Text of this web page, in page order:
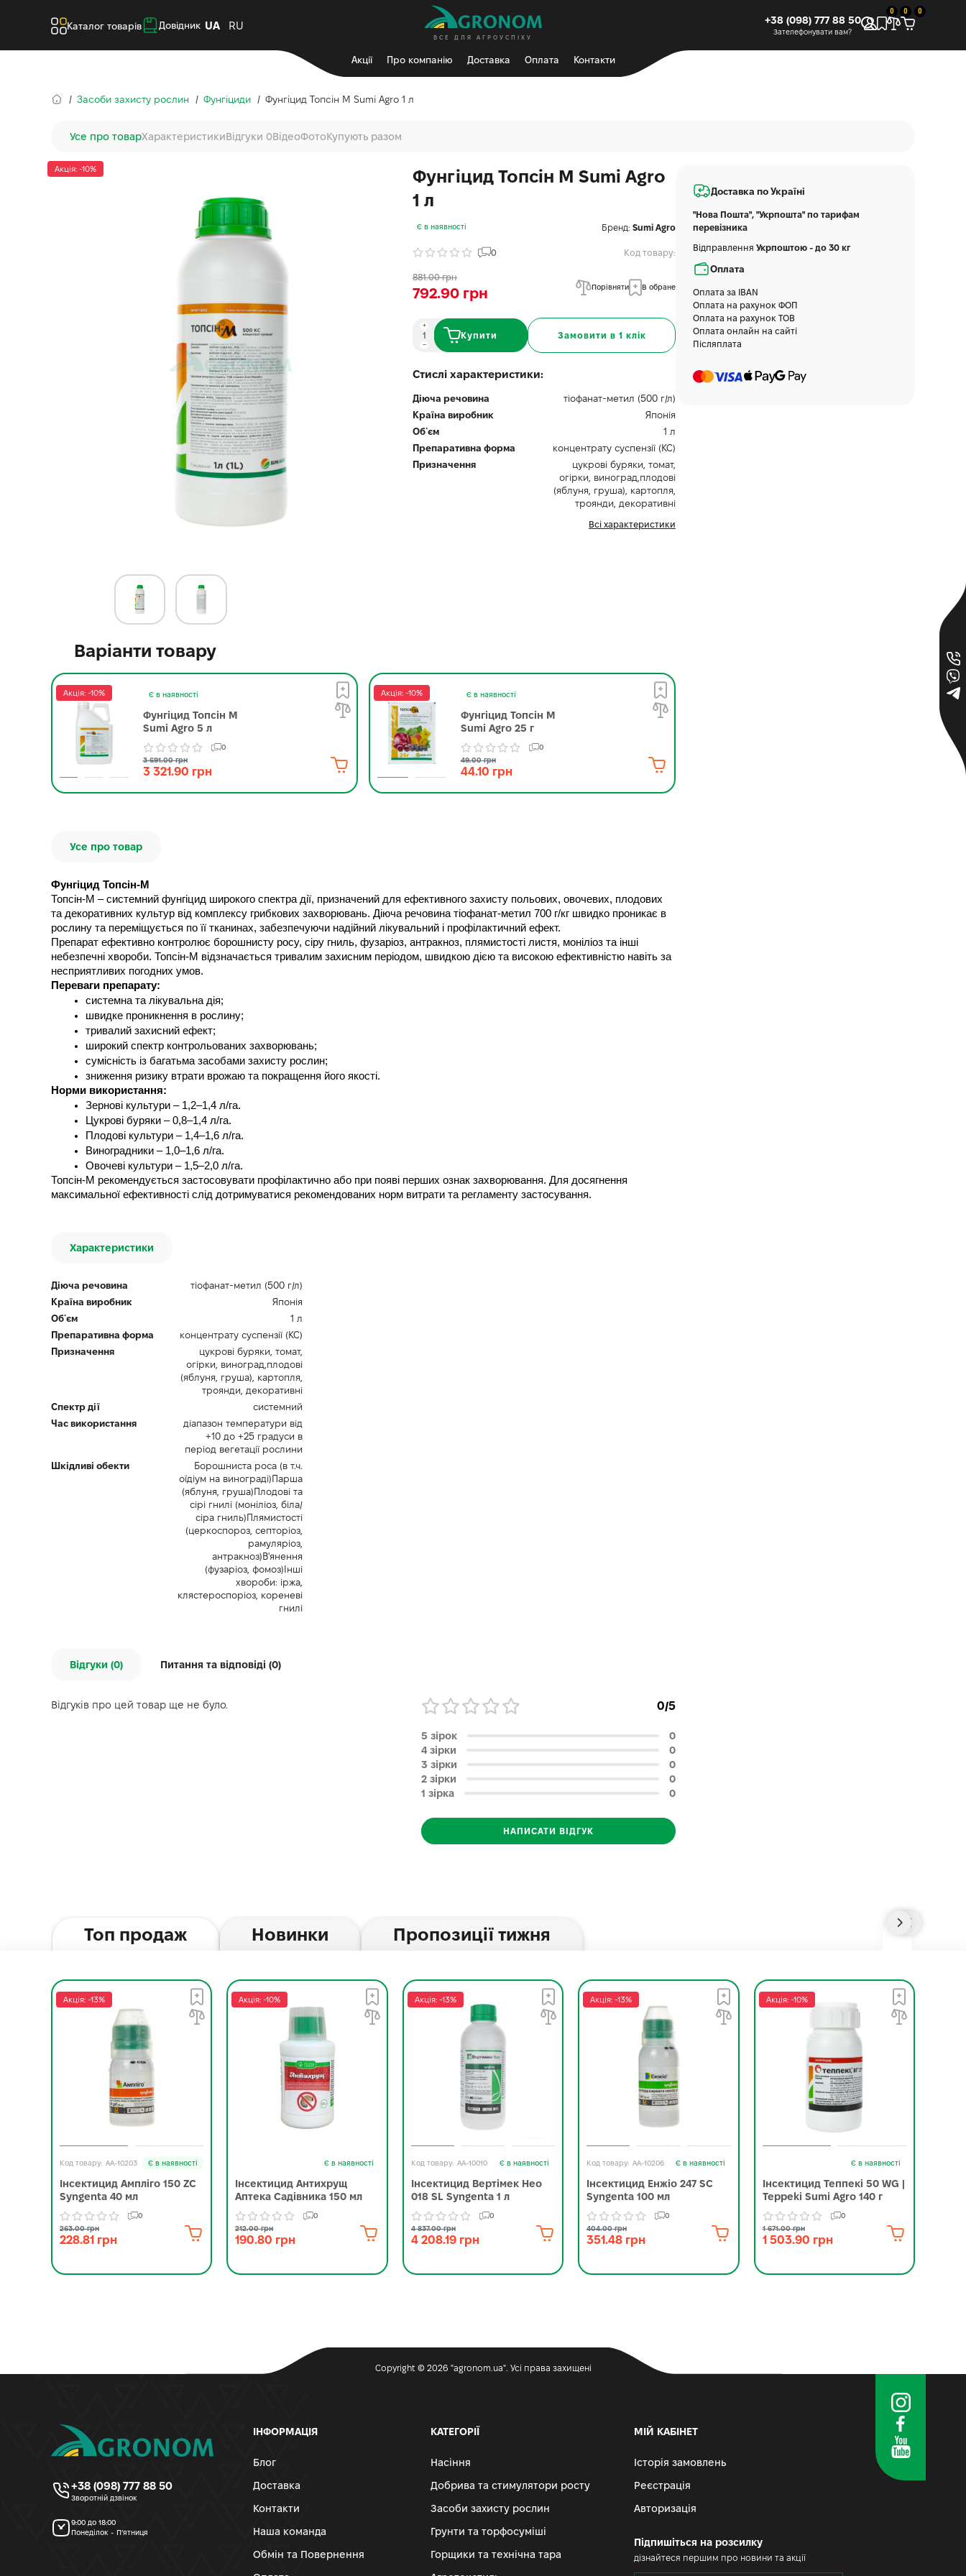
Каталог товарів Довідник UA RU
ВСЕ ДЛЯ АГРОУСПІХУ
+38 (098) 777 88 50
Зателефонувати вам?
0 0 0
Акції Про компанію Доставка Оплата Контакти
Засоби захисту рослин Фунгіциди Фунгіцид Топсін М Sumi Agro 1 л
Усе про товарХарактеристикиВідгуки 0ВідеоФотоКупують разом
Акція: -10%
Фунгіцид Топсін М Sumi Agro
1 л
Є в наявності Бренд: Sumi Agro
0 Код товару:
881.00 грн
792.90 грн Порівняти В обране
Купити Замовити в 1 клік
Стислі характеристики:
Діюча речовина
тіофанат-метил (500 г/л)
Країна виробник
Японія
Об`єм
1 л
Препаративна форма
концентрату суспензії (КС)
Призначення
цукрові буряки, томат,
огірки, виноград,плодові
(яблуня, груша), картопля,
троянди, декоративні
Всі характеристики
Варіанти товару
Акція: -10% Є в наявності
Фунгіцид Топсін М
Sumi Agro 5 л
0
3 691.00 грн
3 321.90 грн
Акція: -10% Є в наявності
Фунгіцид Топсін М
Sumi Agro 25 г
0
49.00 грн
44.10 грн
Усе про товар
Фунгіцид Топсін-М
Топсін-М – системний фунгіцид широкого спектра дії, призначений для ефективного захисту польових, овочевих, плодових
та декоративних культур від комплексу грибкових захворювань. Діюча речовина тіофанат-метил 700 г/кг швидко проникає в
рослину та переміщується по її тканинах, забезпечуючи надійний лікувальний і профілактичний ефект.
Препарат ефективно контролює борошнисту росу, сіру гниль, фузаріоз, антракноз, плямистості листя, моніліоз та інші
небезпечні хвороби. Топсін-М відзначається тривалим захисним періодом, швидкою дією та високою ефективністю навіть за
несприятливих погодних умов.
Переваги препарату:
системна та лікувальна дія;
швидке проникнення в рослину;
тривалий захисний ефект;
широкий спектр контрольованих захворювань;
сумісність із багатьма засобами захисту рослин;
зниження ризику втрати врожаю та покращення його якості.
Норми використання:
Зернові культури – 1,2–1,4 л/га.
Цукрові буряки – 0,8–1,4 л/га.
Плодові культури – 1,4–1,6 л/га.
Виноградники – 1,0–1,6 л/га.
Овочеві культури – 1,5–2,0 л/га.
Топсін-М рекомендується застосовувати профілактично або при появі перших ознак захворювання. Для досягнення
максимальної ефективності слід дотримуватися рекомендованих норм витрати та регламенту застосування.
Характеристики
Діюча речовина
тіофанат-метил (500 г/л)
Країна виробник
Японія
Об`єм
1 л
Препаративна форма
концентрату суспензії (КС)
Призначення
цукрові буряки, томат,
огірки, виноград,плодові
(яблуня, груша), картопля,
троянди, декоративні
Спектр дії
системний
Час використання
діапазон температури від
+10 до +25 градуси в
період вегетації рослини
Шкідливі обекти
Борошниста роса (в т.ч.
оїдіум на винограді)Парша
(яблуня, груша)Плодові та
сірі гнилі (моніліоз, біла/
сіра гниль)Плямистості
(церкоспороз, септоріоз,
рамуляріоз,
антракноз)В'янення
(фузаріоз, фомоз)Інші
хвороби: іржа,
клястероспоріоз, кореневі
гнилі
Відгуки (0) Питання та відповіді (0)
Відгуків про цей товар ще не було. 0/5
5 зірок
0
4 зірки
0
3 зірки
0
2 зірки
0
1 зірка
0
НАПИСАТИ ВІДГУК
Доставка по Україні
"Нова Пошта", "Укрпошта" по тарифам
перевізника
Відправлення Укрпоштою - до 30 кг
Оплата
Оплата за IBAN
Оплата на рахунок ФОП
Оплата на рахунок ТОВ
Оплата онлайн на сайті
Післяплата
Топ продаж Новинки Пропозиції тижня
Акція: -13%
AA-10203 Є в наявності
Інсектицид Ампліго 150 ZC
Syngenta 40 мл
0
263.00 грн
228.81 грн
Акція: -10%
Є в наявності
Інсектицид Антихрущ
Аптека Садівника 150 мл
0
212.00 грн
190.80 грн
Акція: -13%
AA-10010 Є в наявності
Інсектицид Вертімек Нео
018 SL Syngenta 1 л
0
4 837.00 грн
4 208.19 грн
Акція: -13%
AA-10206 Є в наявності
Інсектицид Енжіо 247 SC
Syngenta 100 мл
0
404.00 грн
351.48 грн
Акція: -10%
Є в наявності
Інсектицид Теппекі 50 WG |
Teppeki Sumi Agro 140 г
0
1 671.00 грн
1 503.90 грн
Copyright © 2026 "agronom.ua". Усі права захищені
+38 (098) 777 88 50
Зворотній дзвінок
9:00 до 18:00
Понеділок - П’ятниця
ІНФОРМАЦІЯ
Блог
Доставка
Контакти
Наша команда
Обмін та Повернення
КАТЕГОРІЇ
Насіння
Добрива та стимулятори росту
Засоби захисту рослин
Грунти та торфосуміші
Горщики та технічна тара
МІЙ КАБІНЕТ
Історія замовлень
Реєстрація
Авторизація
Підпишіться на розсилку
дізнайтеся першим про новини та акції